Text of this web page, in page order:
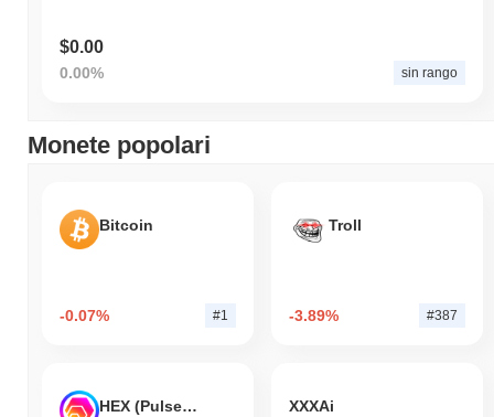
$0.00
0.00% sin rango
Monete popolari
Bitcoin
-0.07% #1
Troll
-3.89% #387
HEX (Pulsechain) XXXAi